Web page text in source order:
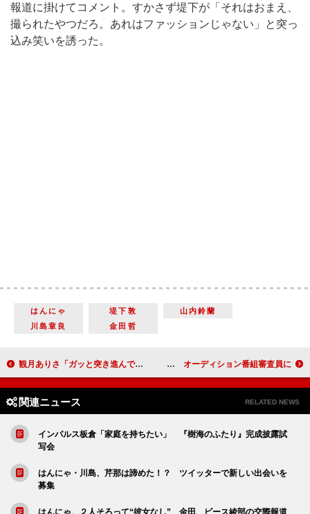
報道に掛けてコメント。すかさず堤下が「それはおまえ、
撮られたやつだろ。あれはファッションじゃない」と突っ
込み笑いを誘った。
はんにゃ 堤下敦
山内鈴蘭
川島章良
金田哲
観月ありさ「ガッと突き進んでいく人がタイプ」 「信長しか見ていません」 藤原紀香、次世代スターの卵に「人を好きになる気持ちは大切」 オーディション番組審査員に
関連ニュース RELATED NEWS
インパルス板倉「家庭を持ちたい」 『樹海のふたり』完成披露試
写会
はんにゃ・川島、芹那は諦めた！？ ツイッターで新しい出会いを
募集
はんにゃ、２人そろって“彼女なし” 金田、ピース綾部の交際報道